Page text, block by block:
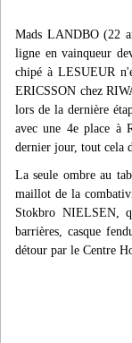
Mads LANDBO (22
ligne en vainqueur
chipé à LESUEUR
ERICSSON chez
lors de la dernière
avec une 4e place à
dernier jour, tout cela
La seule ombre au
maillot de la
Stokbro NIELSEN,
barrières, casque
détour par le Centre